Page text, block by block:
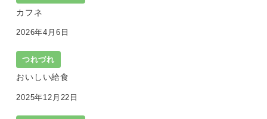
カフネ
2026年4月6日
つれづれ
おいしい給食
2025年12月22日